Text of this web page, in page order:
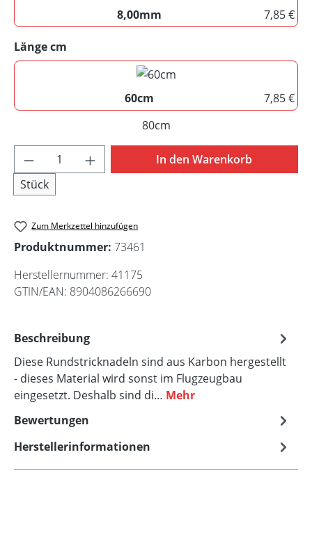
8,00mm
7,85 €
Länge cm
60cm
7,85 €
80cm(Diese Option ist zurzeit nicht
Produkt Anzahl: Gib den gewünschten
Stück
In den Warenkorb
Zum Merkzettel hinzufügen
Produktnummer: 73461
Herstellernummer: 41175
GTIN/EAN: 8904086266690
Beschreibung
Diese Rundstricknadeln sind aus Karbon hergestellt
- dieses Material wird sonst im Flugzeugbau
eingesetzt. Deshalb sind di… Mehr
Bewertungen
Herstellerinformationen